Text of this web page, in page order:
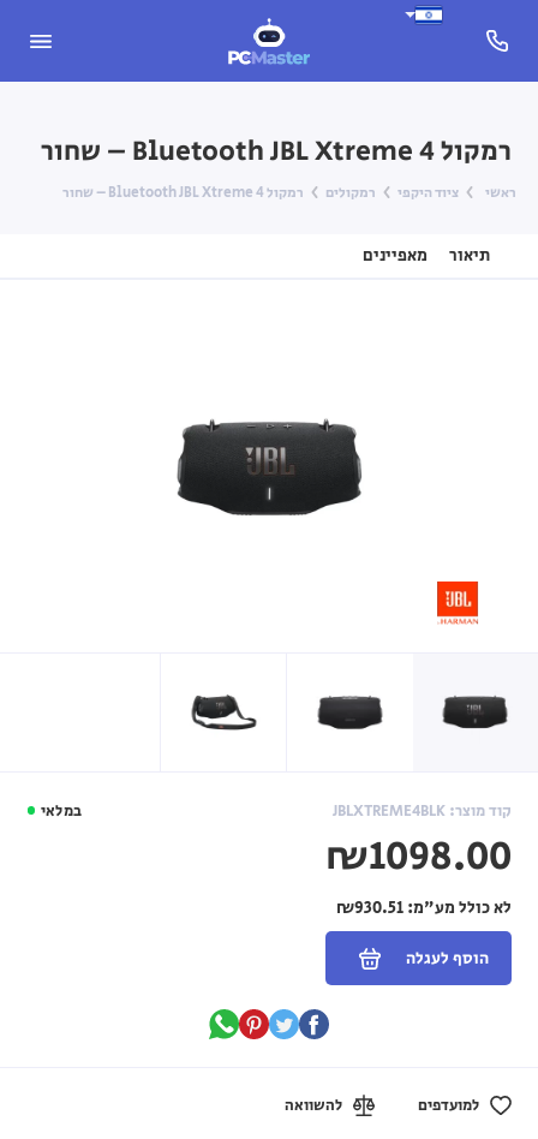
רמקול Bluetooth JBL Xtreme 4 – שחור
ראשי ציוד היקפי רמקולים רמקול Bluetooth JBL Xtreme 4 – שחור
תיאור מאפיינים
במלאי קוד מוצר: JBLXTREME4BLK
₪1098.00
לא כולל מע"מ:₪930.51
הוסף לעגלה
למועדפים להשוואה